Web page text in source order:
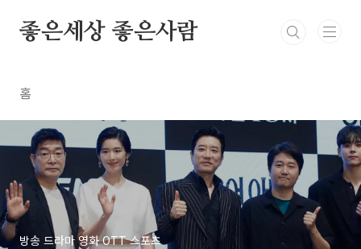
좋은세상 좋은사람
홈
방송 드라마 영화 OTT 스포츠